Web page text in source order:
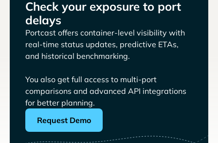
Check your exposure to port
delays
Portcast offers container-level visibility with
real-time status updates, predictive ETAs,
and historical benchmarking.
You also get full access to multi-port
comparisons and advanced API integrations
for better planning.
Request Demo